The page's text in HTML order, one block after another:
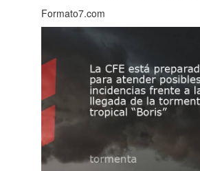
Formato7.com